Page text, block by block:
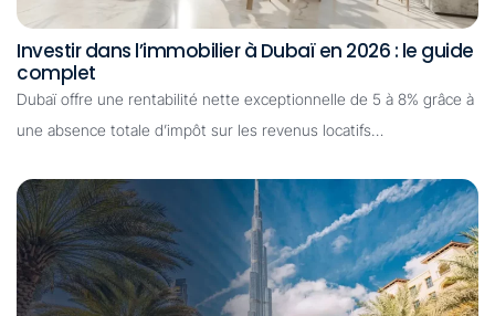
Investir dans l’immobilier à Dubaï en 2026 : le guide
complet
Dubaï offre une rentabilité nette exceptionnelle de 5 à 8% grâce à
une absence totale d’impôt sur les revenus locatifs…